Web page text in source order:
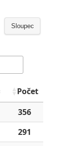
Sloupec
Počet
356
291